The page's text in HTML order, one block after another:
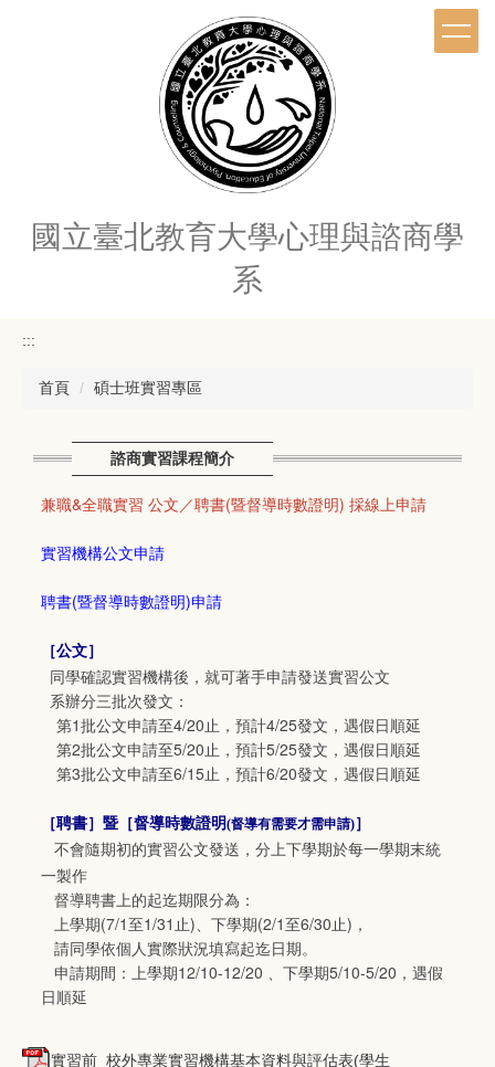
國立臺北教育大學心理與諮商學
系
:::
首頁 碩士班實習專區
諮商實習課程簡介
兼職&全職實習 公文／聘書(暨督導時數證明) 採線上申請
實習機構公文申請
聘書(暨督導時數證明)申請
［公文］
同學確認實習機構後，就可著手申請發送實習公文
系辦分三批次發文：
第1批公文申請至4/20止，預計4/25發文，遇假日順延
第2批公文申請至5/20止，預計5/25發文，遇假日順延
第3批公文申請至6/15止，預計6/20發文，遇假日順延
［聘書］暨［督導時數證明(督導有需要才需申請)］
不會隨期初的實習公文發送，分上下學期於每一學期末統
一製作
督導聘書上的起迄期限分為：
上學期(7/1至1/31止)、下學期(2/1至6/30止)，
請同學依個人實際狀況填寫起迄日期。
申請期間：上學期12/10-12/20 、下學期5/10-5/20，遇假
日順延
實習前_校外專業實習機構基本資料與評估表(學生